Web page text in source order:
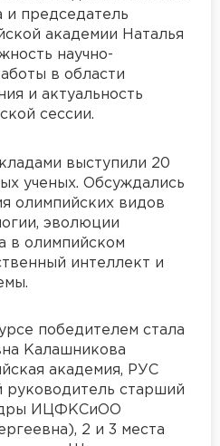
председатель
академии Наталья
научно-
в области
и актуальность
сессии.
выступили 20
ученых. Обсуждались
олимпийских видов
эволюции
в олимпийском
интеллект и
победителем стала
Калашникова
академия, РУС
старший
ИЦФКСиОО
2 и 3 места